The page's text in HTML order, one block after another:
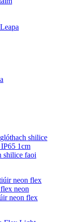
shilice faoi
neon flex